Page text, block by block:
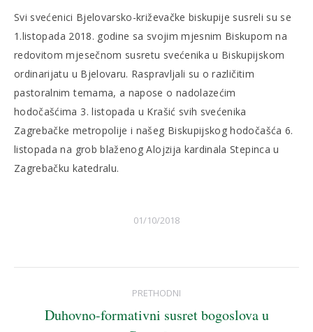
Svi svećenici Bjelovarsko-križevačke biskupije susreli su se
1.listopada 2018. godine sa svojim mjesnim Biskupom na
redovitom mjesečnom susretu svećenika u Biskupijskom
ordinarijatu u Bjelovaru. Raspravljali su o različitim
pastoralnim temama, a napose o nadolazećim
hodočašćima 3. listopada u Krašić svih svećenika
Zagrebačke metropolije i našeg Biskupijskog hodočašća 6.
listopada na grob blaženog Alojzija kardinala Stepinca u
Zagrebačku katedralu.
01/10/2018
navigation
PRETHODNI
Duhovno-formativni susret bogoslova u